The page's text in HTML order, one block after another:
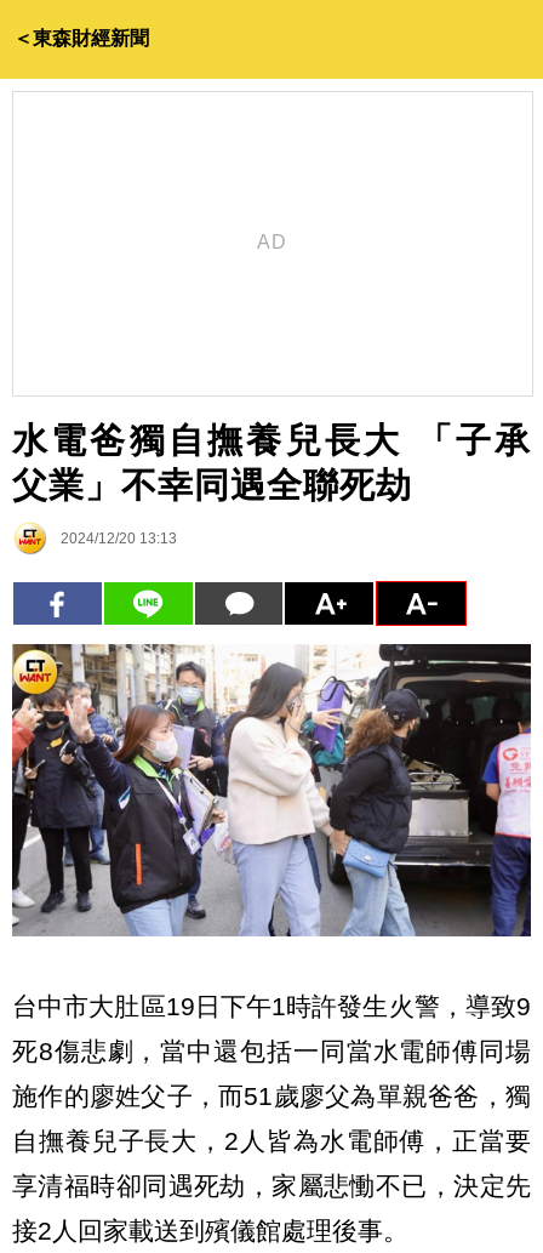
＜東森財經新聞
水電爸獨自撫養兒長大 「子承
父業」不幸同遇全聯死劫
2024/12/20 13:13
台中市大肚區19日下午1時許發生火警，導致9
死8傷悲劇，當中還包括一同當水電師傅同場
施作的廖姓父子，而51歲廖父為單親爸爸，獨
自撫養兒子長大，2人皆為水電師傅，正當要
享清福時卻同遇死劫，家屬悲慟不已，決定先
接2人回家載送到殯儀館處理後事。